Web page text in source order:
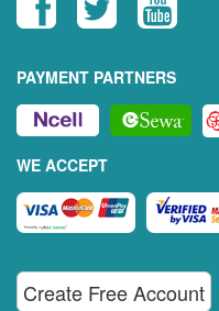
PAYMENT PARTNERS
WE ACCEPT
Create Free Account